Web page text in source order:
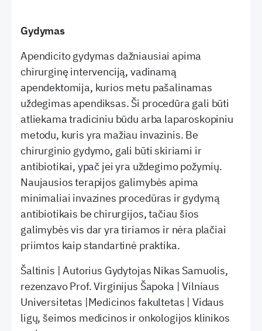
Gydymas
Apendicito gydymas dažniausiai apima
chirurginę intervenciją, vadinamą
apendektomija, kurios metu pašalinamas
uždegimas apendiksas. Ši procedūra gali būti
atliekama tradiciniu būdu arba laparoskopiniu
metodu, kuris yra mažiau invazinis. Be
chirurginio gydymo, gali būti skiriami ir
antibiotikai, ypač jei yra uždegimo požymių.
Naujausios terapijos galimybės apima
minimaliai invazines procedūras ir gydymą
antibiotikais be chirurgijos, tačiau šios
galimybės vis dar yra tiriamos ir nėra plačiai
priimtos kaip standartinė praktika.
Šaltinis | Autorius Gydytojas Nikas Samuolis,
rezenzavo Prof. Virginijus Šapoka | Vilniaus
Universitetas |Medicinos fakultetas | Vidaus
ligų, šeimos medicinos ir onkologijos klinikos